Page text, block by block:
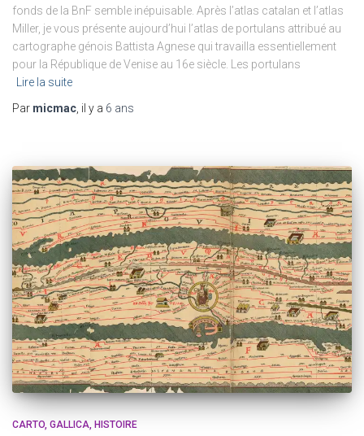
fonds de la BnF semble inépuisable. Après l’atlas catalan et l’atlas
Miller, je vous présente aujourd’hui l’atlas de portulans attribué au
cartographe génois Battista Agnese qui travailla essentiellement
pour la République de Venise au 16e siècle. Les portulans
Lire la suite
Par micmac , il y a 6 ans
CARTO GALLICA HISTOIRE